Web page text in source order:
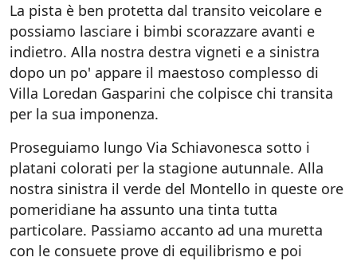
La pista è ben protetta dal transito veicolare e
possiamo lasciare i bimbi scorazzare avanti e
indietro. Alla nostra destra vigneti e a sinistra
dopo un po' appare il maestoso complesso di
Villa Loredan Gasparini che colpisce chi transita
per la sua imponenza.
Proseguiamo lungo Via Schiavonesca sotto i
platani colorati per la stagione autunnale. Alla
nostra sinistra il verde del Montello in queste ore
pomeridiane ha assunto una tinta tutta
particolare. Passiamo accanto ad una muretta
con le consuete prove di equilibrismo e poi